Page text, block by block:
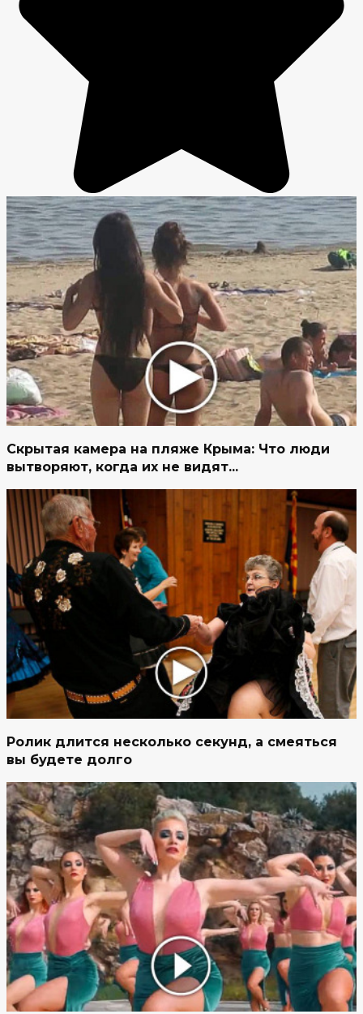
Скрытая камера на пляже Крыма: Что люди
вытворяют, когда их не видят...
Ролик длится несколько секунд, а смеяться
вы будете долго